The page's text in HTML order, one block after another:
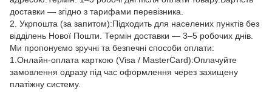
доставки — згідно з тарифами перевізника.
2. Укрпошта (за запитом):Підходить для населених пунктів без
відділень Нової Пошти. Термін доставки — 3–5 робочих днів.
Ми пропонуємо зручні та безпечні способи оплати:
1.Онлайн-оплата карткою (Visa / MasterCard):Оплачуйте
замовлення одразу під час оформлення через захищену
платіжну систему.